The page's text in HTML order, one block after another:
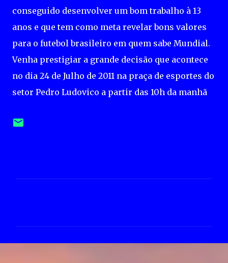
conseguido desenvolver um bom trabalho à 13
anos e que tem como meta revelar bons valores
para o futebol brasileiro em quem sabe Mundial.
Venha prestigiar a grande decisão que acontece
no dia 24 de Julho de 2011 na praça de esportes do
setor Pedro Ludovico a partir das 10h da manhã